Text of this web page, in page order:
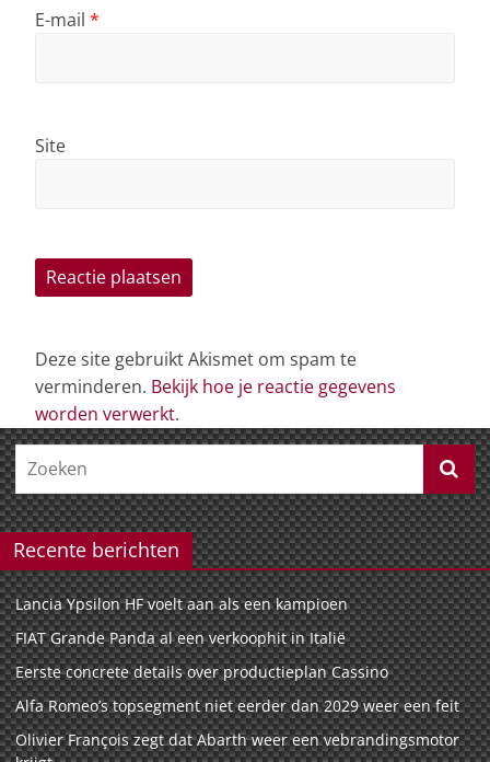
E-mail *
Site
Deze site gebruikt Akismet om spam te
verminderen. Bekijk hoe je reactie gegevens
worden verwerkt.
Recente berichten
Lancia Ypsilon HF voelt aan als een kampioen
FIAT Grande Panda al een verkoophit in Italië
Eerste concrete details over productieplan Cassino
Alfa Romeo’s topsegment niet eerder dan 2029 weer een feit
Olivier François zegt dat Abarth weer een vebrandingsmotor